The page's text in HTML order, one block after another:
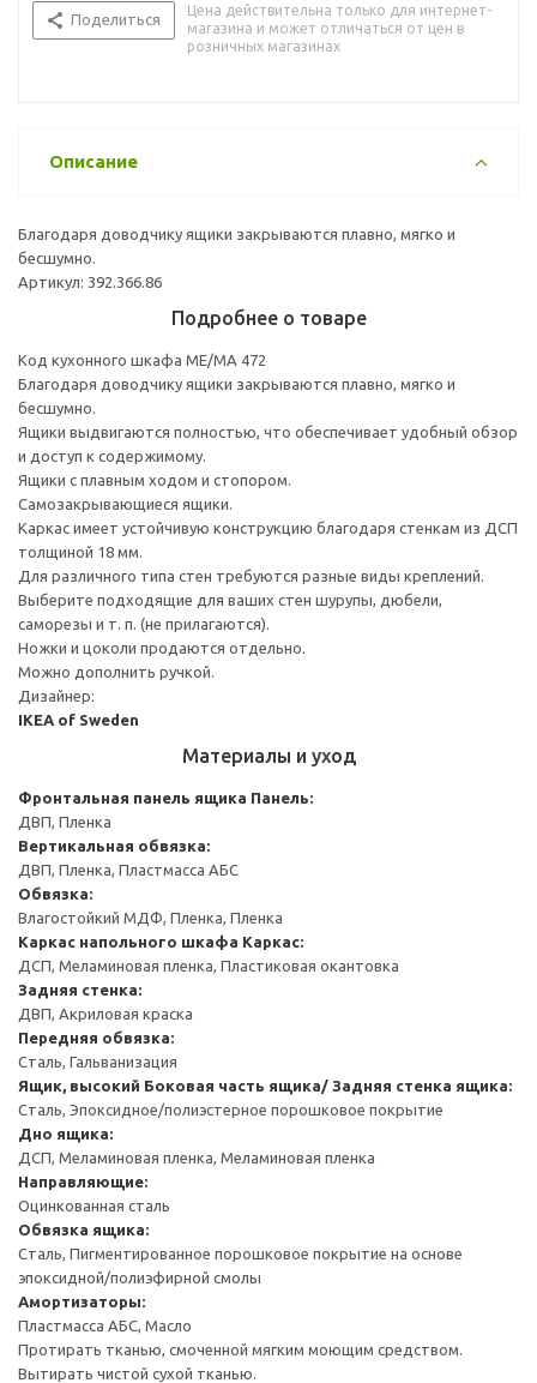
Поделиться
Цена действительна только для интернет-
магазина и может отличаться от цен в
розничных магазинах
Описание
Благодаря доводчику ящики закрываются плавно, мягко и
бесшумно.
Артикул: 392.366.86
Подробнее о товаре
Код кухонного шкафа ME/MA 472
Благодаря доводчику ящики закрываются плавно, мягко и
бесшумно.
Ящики выдвигаются полностью, что обеспечивает удобный обзор
и доступ к содержимому.
Ящики с плавным ходом и стопором.
Самозакрывающиеся ящики.
Каркас имеет устойчивую конструкцию благодаря стенкам из ДСП
толщиной 18 мм.
Для различного типа стен требуются разные виды креплений.
Выберите подходящие для ваших стен шурупы, дюбели,
саморезы и т. п. (не прилагаются).
Ножки и цоколи продаются отдельно.
Можно дополнить ручкой.
Дизайнер:
IKEA of Sweden
Материалы и уход
Фронтальная панель ящика Панель:
ДВП, Пленка
Вертикальная обвязка:
ДВП, Пленка, Пластмасса АБС
Обвязка:
Влагостойкий МДФ, Пленка, Пленка
Каркас напольного шкафа Каркас:
ДСП, Меламиновая пленка, Пластиковая окантовка
Задняя стенка:
ДВП, Акриловая краска
Передняя обвязка:
Сталь, Гальванизация
Ящик, высокий Боковая часть ящика/ Задняя стенка ящика:
Сталь, Эпоксидное/полиэстерное порошковое покрытие
Дно ящика:
ДСП, Меламиновая пленка, Меламиновая пленка
Направляющие:
Оцинкованная сталь
Обвязка ящика:
Сталь, Пигментированное порошковое покрытие на основе
эпоксидной/полиэфирной смолы
Амортизаторы:
Пластмасса АБС, Масло
Протирать тканью, смоченной мягким моющим средством.
Вытирать чистой сухой тканью.